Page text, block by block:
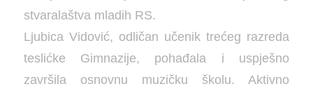
stvaralaštva mladih RS.
Ljubica Vidović, odličan učenik trećeg razreda
teslićke Gimnazije, pohađala i uspješno
završila osnovnu muzičku školu. Aktivno